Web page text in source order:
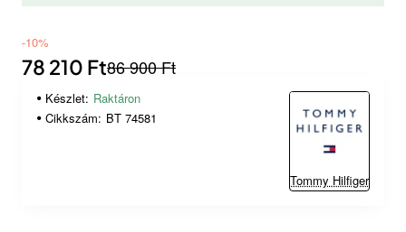
-10%
78 210 Ft86 900 Ft
Készlet: Raktáron
Cikkszám: BT 74581
Tommy Hilfiger